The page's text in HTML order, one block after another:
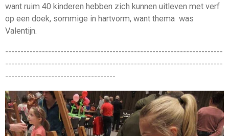
want ruim 40 kinderen hebben zich kunnen uitleven met verf
op een doek, sommige in hartvorm, want thema was
Valentijn.
-----------------------------------------------------------------------
-----------------------------------------------------------------------
------------------------------------